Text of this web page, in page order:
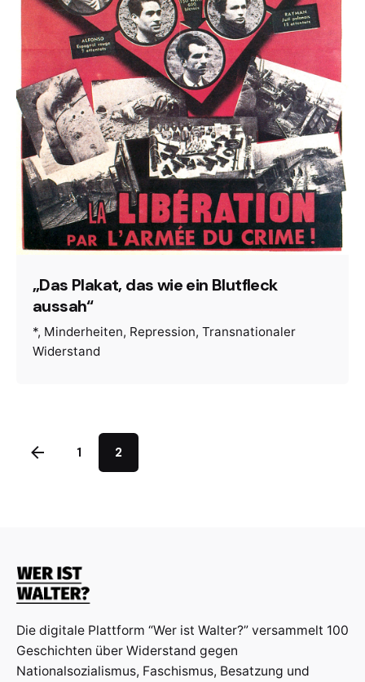
„Das Plakat, das wie ein Blutfleck
aussah“
* Minderheiten Repression Transnationaler
Widerstand
1 2
Die digitale Plattform “Wer ist Walter?” versammelt 100
Geschichten über Widerstand gegen
Nationalsozialismus, Faschismus, Besatzung und